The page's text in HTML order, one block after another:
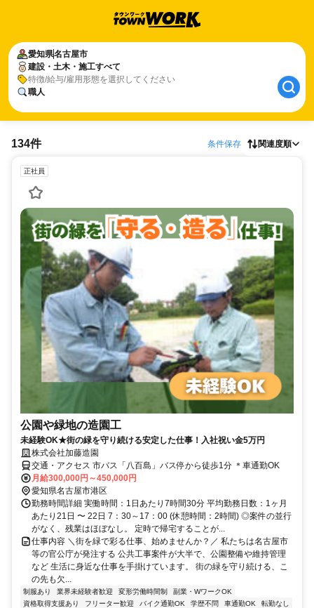
愛知県名古屋市
建設・土木・施工すべて
特徴/給与/雇用形態を選択してください
職人
134件 条件保存 関連度順
正社員
公園や緑地の造園工
未経験OK★街の緑を守り続ける安定した仕事！入社祝い金5万円
株式会社加藤造園
交通・アクセス 市バス「八百島」バス停から徒歩1分 ＊車通勤OK
月給300,000円～450,000円
愛知県名古屋市港区
勤務時間詳細 実働時間：1日あたり7時間30分 平均勤務日数：1ヶ月
あたり21日 〜 22日 7：30～17：00 (休憩時間：2時間) ◎案件の並行
がなく、残業はほぼなし。 定時で帰宅することが...
仕事内容 ＼街を緑で彩る仕事、始めませんか？／ 私たちは名古屋市
等の官公庁が発注する 公共工事案件が大半で、公園整備や維持管理
など 生活に身近な仕事を手掛けています。 街の緑を守り続ける、こ
の先も欠...
制服あり 業界未経験者歓迎 変形労働時間制
副業・WワークOK
資格取得支援あり
フリーター歓迎 バイク通勤OK 学歴不問 車通勤OK
転勤なし